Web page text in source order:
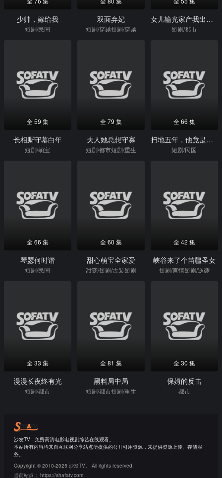
少帅，嫁给我
短剧/民国
双面弃妃
短剧/穿越短剧/穿越
女儿输光家产我出手了
短剧/都市
全 59 集
长相厮守慕白年
短剧/萌宝
全 79 集
夫人她总想守寡
短剧/都市短剧/重生
全 66 集
扫地五年，他竟是天下第一
短剧/民国
全 66 集
琴瑟何时谐
短剧/民国
全 60 集
甜心萌宝全家爱
甜宠/短剧/古装短剧
全 42 集
峡谷来了个苗疆圣女
短剧/言情短剧/逆袭
全 33 集
漫漫长夜终有光
短剧/都市
全 81 集
黑料局中局
短剧/都市短剧/重生
全 30 集
保姆的反击
都市
沙发TV - 免费高清电影电视剧综艺在线观看。
本站所有内容均来自互联网分享站点所提供的公开引用资源，未提供资源上传、存储服
务。
Copyright © 2010-2025 沙发TV。 All rights reserved.
当前站点： https://shafatv.com